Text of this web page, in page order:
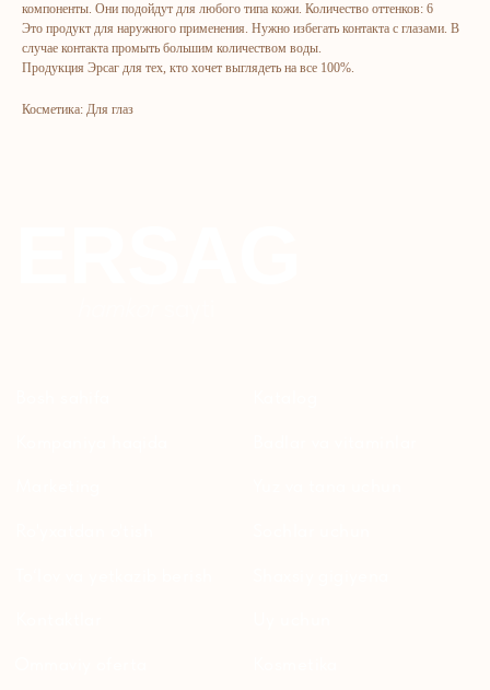
компоненты. Они подойдут для любого типа кожи. Количество оттенков: 6
Это продукт для наружного применения. Нужно избегать контакта с глазами. В
случае контакта промыть большим количеством воды.
Продукция Эрсаг для тех, кто хочет выглядеть на все 100%.
Косметика: Для глаз
Kontaktlar
Sochlar uchun
Shaxsiy gigiyena
Ro'yxatdan o'tish
To‘lov va yetkazib berish
Ommaviy oferta